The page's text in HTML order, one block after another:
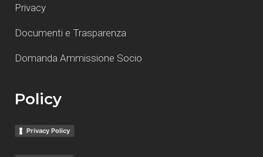
Privacy
Documenti e Trasparenza
Domanda Ammissione Socio
Policy
Privacy Policy